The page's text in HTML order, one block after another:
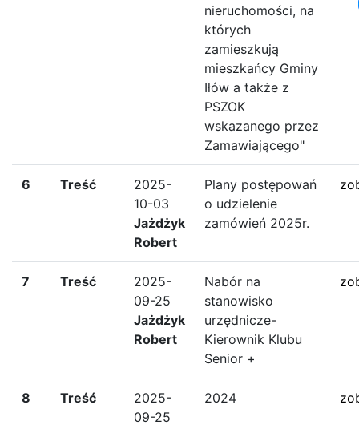
nieruchomości, na
których
zamieszkują
mieszkańcy Gminy
Iłów a także z
PSZOK
wskazanego przez
Zamawiającego"
6 Treść
2025-
10-03
Jażdżyk
Robert
Plany postępowań
o udzielenie
zamówień 2025r.
7 Treść
2025-
09-25
Jażdżyk
Robert
Nabór na
stanowisko
urzędnicze-
Kierownik Klubu
Senior +
8 Treść
2025-
09-25
2024